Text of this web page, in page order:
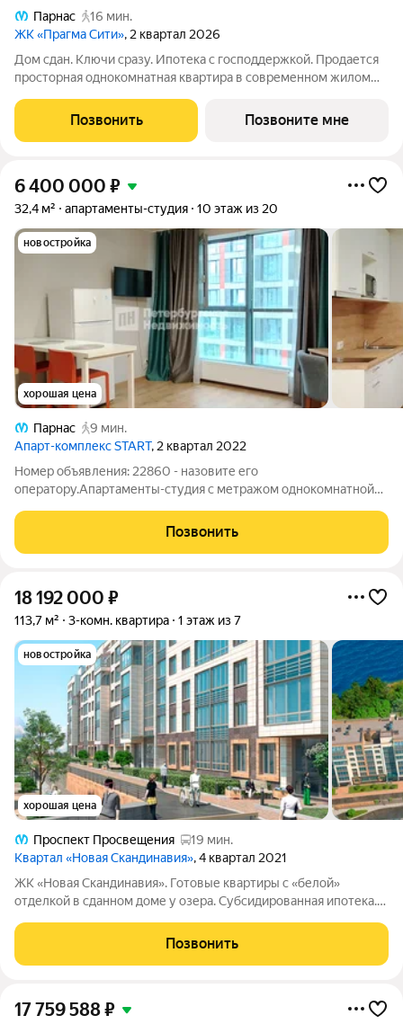
Парнас
16 мин.
ЖК «Прагма Сити», 2 квартал 2026
Дом сдан. Ключи сразу. Ипотека с господдержкой. Продается
просторная однокомнатная квартира в современном жилом
можно заказать у застройщика. Общая площадь квартиры 47.8
Позвонить Позвоните мне
6 400 000 ₽
32,4 м² апартаменты-студия 10 этаж из 20
новостройка
хорошая цена
Парнас
9 мин.
Апарт-комплекс START, 2 квартал 2022
Номер объявления: 22860 - назовите его
оператору.Апартаменты-студия с метражом однокомнатной
сдачи в аренду. В пешей доступности находятся: метро
"Парнас", поликлиника, детский сад, школа,
Позвонить
18 192 000 ₽
113,7 м² 3-комн. квартира 1 этаж из 7
новостройка
хорошая цена
Проспект Просвещения
19 мин.
Квартал «Новая Скандинавия», 4 квартал 2021
ЖК «Новая Скандинавия». Готовые квартиры с «белой»
отделкой в сданном доме у озера. Субсидированная ипотека.
квартира семейной планировки в сданном ЖК «Новая
Скандинавия» на берегу Нижнего
Позвонить
17 759 588₽